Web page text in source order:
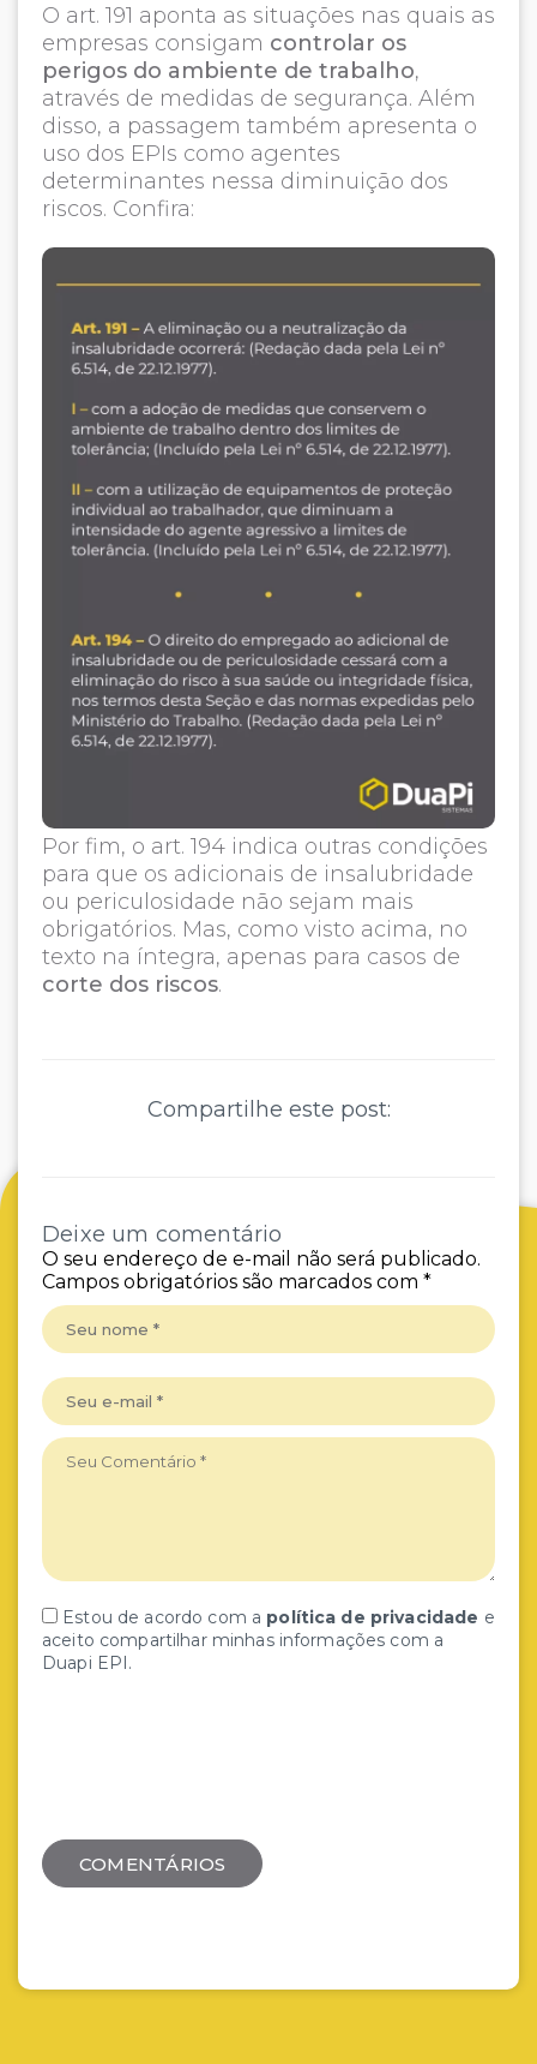
O art. 191 aponta as situações nas quais as
empresas consigam controlar os
perigos do ambiente de trabalho,
através de medidas de segurança. Além
disso, a passagem também apresenta o
uso dos EPIs como agentes
determinantes nessa diminuição dos
riscos. Confira:
Por fim, o art. 194 indica outras condições
para que os adicionais de insalubridade
ou periculosidade não sejam mais
obrigatórios. Mas, como visto acima, no
texto na íntegra, apenas para casos de
corte dos riscos.
Compartilhe este post:
Deixe um comentário
O seu endereço de e-mail não será publicado.
Campos obrigatórios são marcados com *
Estou de acordo com a política de privacidade e
aceito compartilhar minhas informações com a
Duapi EPI.